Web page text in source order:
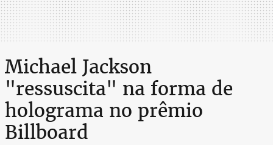
Michael Jackson
"ressuscita" na forma de
holograma no prêmio
Billboard